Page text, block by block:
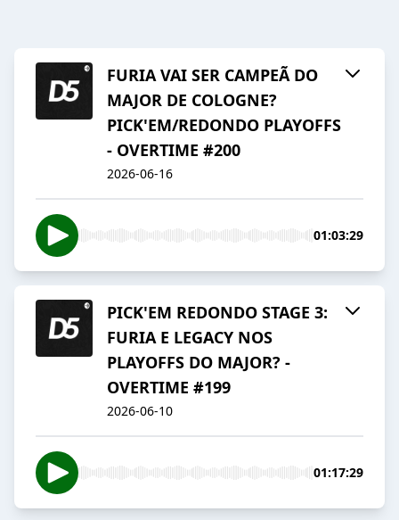
FURIA VAI SER CAMPEÃ DO
MAJOR DE COLOGNE?
PICK'EM/REDONDO PLAYOFFS
- OVERTIME #200
2026-06-16
01:03:29
PICK'EM REDONDO STAGE 3:
FURIA E LEGACY NOS
PLAYOFFS DO MAJOR? -
OVERTIME #199
2026-06-10
01:17:29